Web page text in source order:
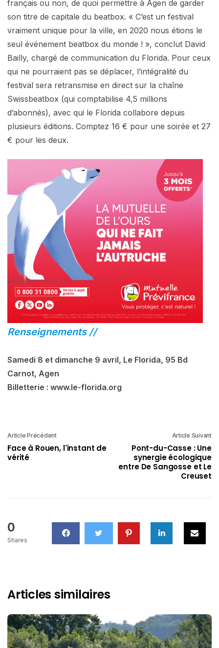
français ou non, de quoi permettre à Agen de garder
son titre de capitale du beatbox. « C’est un festival
vraiment unique pour la ville, en 2020 nous étions le
seul événement beatbox du monde ! », conclut David
Bailly, chargé de communication du Florida. Pour ceux
qui ne pourraient pas se déplacer, l’intégralité du
festival sera retransmise en direct sur la chaîne
Swissbeatbox (qui comptabilise 4,5 millions
d’abonnés), avec qui le Florida collabore depuis
plusieurs éditions. Comptez 16 € pour une soirée et 27
€ pour les deux.
Renseignements //
Samedi 8 et dimanche 9 avril, Le Florida, 95 Bd
Carnot, Agen
Billetterie : www.le-florida.org
Article Précédent
Face à Rouen, l'instant de
vérité
Article Suivant
Pont-du-Casse : Une
synergie écologique
entre De Sangosse et Le
Creuset
0
Shares
Articles similaires